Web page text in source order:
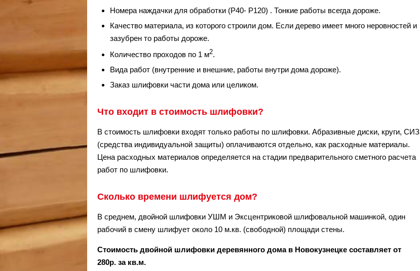
Номера наждачки для обработки (Р40- Р120) . Тонкие работы всегда дороже.
Качество материала, из которого строили дом. Если дерево имеет много неровностей и
зазубрен то работы дороже.
Количество проходов по 1 м2.
Вида работ (внутренние и внешние, работы внутри дома дороже).
Заказ шлифовки части дома или целиком.
Что входит в стоимость шлифовки?
В стоимость шлифовки входят только работы по шлифовки. Абразивные диски, круги, СИЗ
(средства индивидуальной защиты) оплачиваются отдельно, как расходные материалы.
Цена расходных материалов определяется на стадии предварительного сметного расчета
работ по шлифовки.
Сколько времени шлифуется дом?
В среднем, двойной шлифовки УШМ и Эксцентриковой шлифовальной машинкой, один
рабочий в смену шлифует около 10 м.кв. (свободной) площади стены.
Стоимость двойной шлифовки деревянного дома в Новокузнецке составляет от
280р. за кв.м.